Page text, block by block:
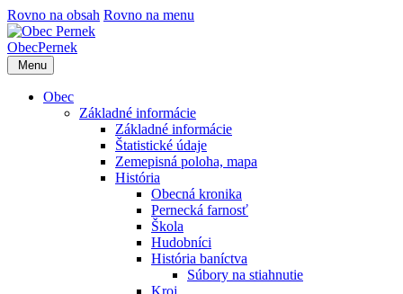
Rovno na obsah Rovno na menu
ObecPernek
Menu
Obec
Základné informácie
Základné informácie
Štatistické údaje
Zemepisná poloha, mapa
História
Obecná kronika
Pernecká farnosť
Škola
Hudobníci
História baníctva
Súbory na stiahnutie
Kroj